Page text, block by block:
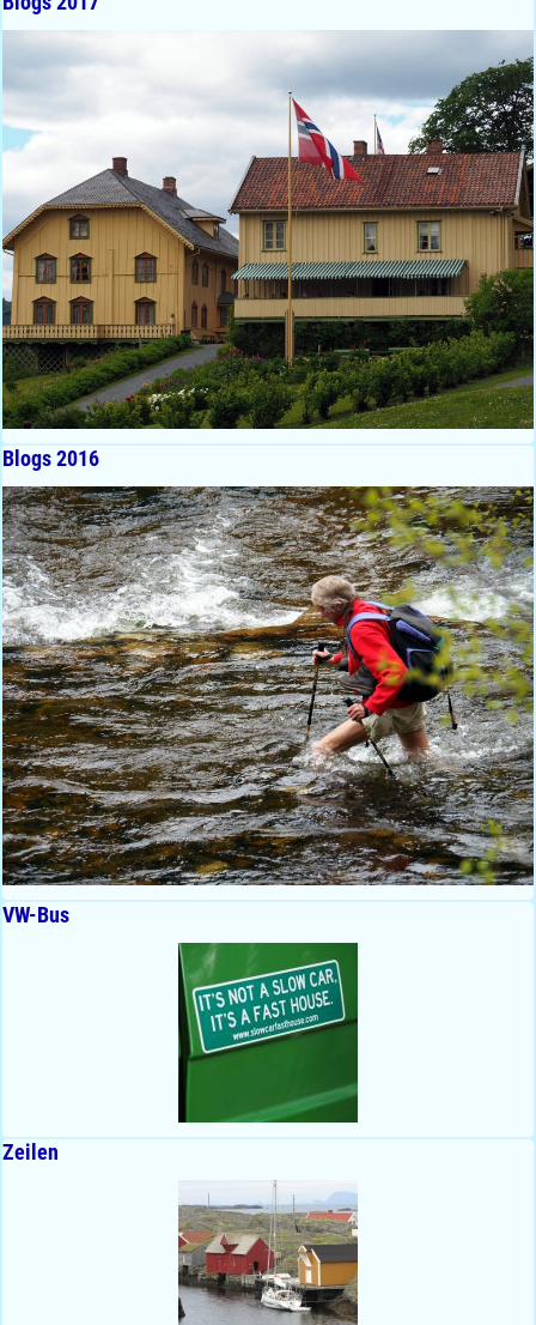
Blogs 2016
VW-Bus
Zeilen